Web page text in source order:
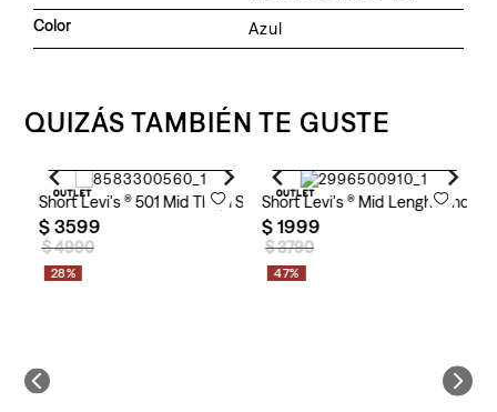
Color
Azul
QUIZÁS TAMBIÉN TE GUSTE
Levi's ® para Mujer
Agregar al carrito
Short Levi's ® 501 Mid Thigh Short Levi's ® Pleased To Meet You
$ 3599
$4990
28%
Agregar al carrito
Short Levi's ® Mid Lenght Short
$1999
$3790
47%